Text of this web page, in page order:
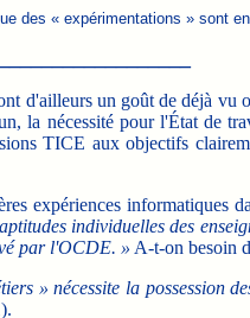
des « expérimentations » sont
d'ailleurs un goût de déjà vu
la nécessité pour l'État de
TICE aux objectifs
expériences informatiques
individuelles des
par l'OCDE. » A-t-on besoin
» nécessite la possession